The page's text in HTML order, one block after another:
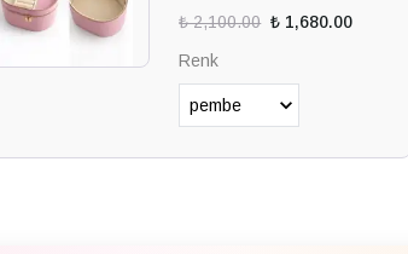
₺ 2,100.00 ₺ 1,680.00
Renk